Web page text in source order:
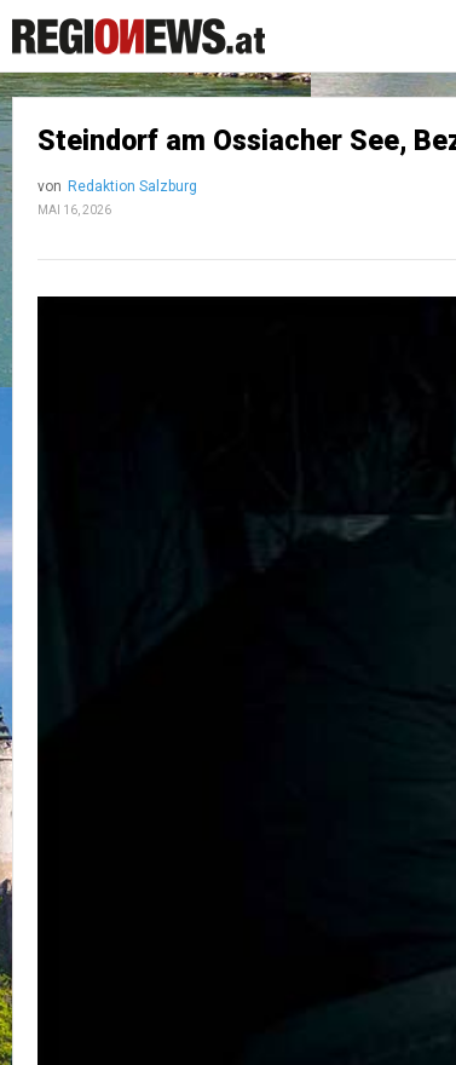
Steindorf am Ossiacher See,
von Redaktion Salzburg
MAI 16, 2026